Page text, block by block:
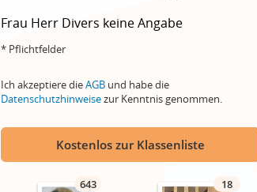
Frau Herr Divers keine Angabe
* Pflichtfelder
Ich akzeptiere dieAGB und habe die
Datenschutzhinweisezur Kenntnis genommen.
Kostenlos zur Klassenliste
643 18